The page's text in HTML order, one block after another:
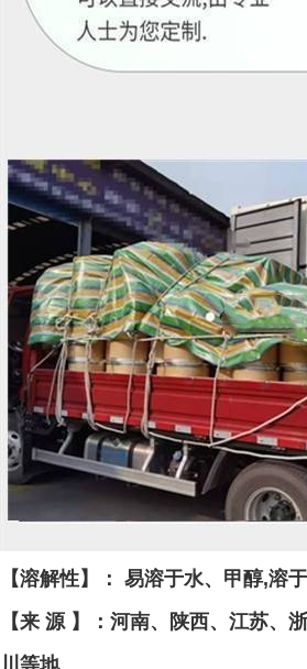
【溶解性】： 易溶于水、甲醇,溶
【来 源 】：河南、陕西、江苏、
川等地